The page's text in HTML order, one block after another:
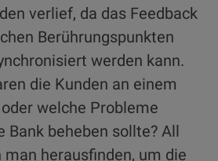
verlief, da das Feedback
Berührungspunkten
werden kann.
die Kunden an einem
welche Probleme
Bank beheben sollte? All
man herausfinden, um die